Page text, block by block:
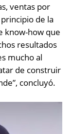
ventas por
de la
know-how que
resultados
mucho al
de construir
concluyó.